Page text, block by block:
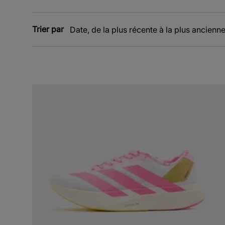
Trier par Date, de la plus récente à la plus ancienne